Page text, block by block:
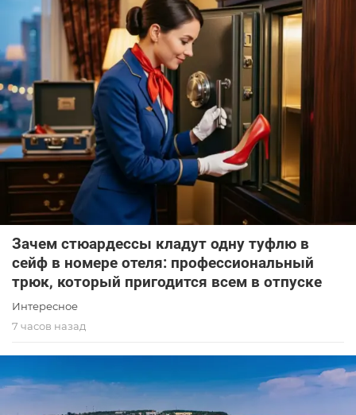
Зачем стюардессы кладут одну туфлю в
сейф в номере отеля: профессиональный
трюк, который пригодится всем в отпуске
Интересное
7 часов назад